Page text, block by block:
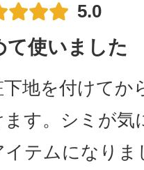
5.0
て使いました
下地を付けてか
ます。シミが気
イテムになりま